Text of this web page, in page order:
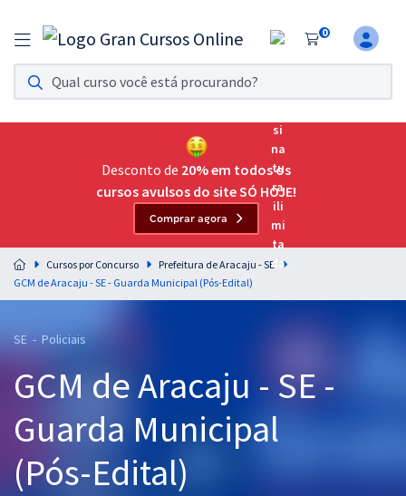
0
Assinatura Ilimitada 11
Acesso a todos os cursos. Teste grátis por 7 dias!
Assinatura OAB Até Passar
Acesso ilimitado a toda preparação para o Exame da
Residências Multiprofissionais
Preparação completa e intensiva para as principais
residências em saúde do Brasil
Cursos 20% OFF
Pós
Graduação
Desconto de 20% em todos os
cursos avulsos do site SÓ HOJE!
Comprar agora
Cursos por Concurso
Prefeitura de Aracaju - SE
GCM de Aracaju - SE - Guarda Municipal (Pós-Edital)
SE - Policiais
GCM de Aracaju - SE -
Guarda Municipal
(Pós-Edital)